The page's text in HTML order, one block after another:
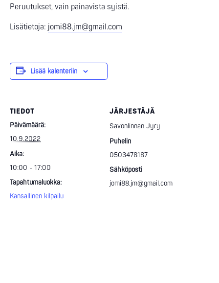
Peruutukset, vain painavista syistä.
Lisätietoja: jomi88.jm@gmail.com
Lisää kalenteriin
TIEDOT
Päivämäärä:
10.9.2022
Aika:
10:00 - 17:00
Tapahtumaluokka:
Kansallinen kilpailu
JÄRJESTÄJÄ
Savonlinnan Jyry
Puhelin
0503478187
Sähköposti
jomi88.jm@gmail.com